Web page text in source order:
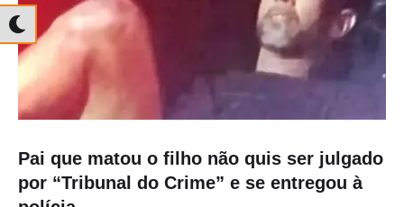
Pai que matou o filho não quis ser julgado
por “Tribunal do Crime” e se entregou à